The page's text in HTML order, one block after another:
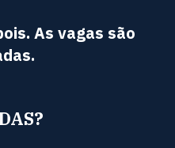
As vagas são